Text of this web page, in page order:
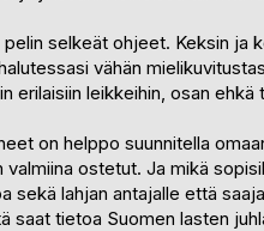
selkeät ohjeet. Keksin ja
vähän
erilaisiin leikkeihin, osan ehkä
on helppo suunnitella
ostetut. Ja mikä
sekä lahjan antajalle että
saat tietoa Suomen lasten